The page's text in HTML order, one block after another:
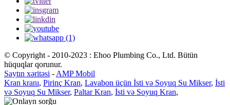
© Copyright - 2010-2023 : Ehoo Plumbing Co., Ltd. Bütün
hüquqlar qorunur.
Saytın xəritəsi - AMP Mobil
Kran kranı, Pirinç Kran, Lavabon üçün İsti və Soyuq Su Mikser, İsti
və Soyuq Su Mikser, Paltar Kran, İsti və Soyuq Kran,